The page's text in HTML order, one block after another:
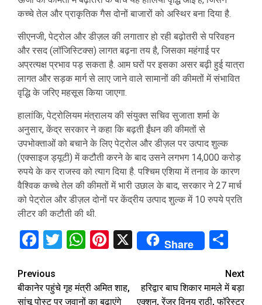
कच्चे तेल और प्राकृतिक गैस दोनों बाजारों को अस्थिर बना दिया है.
सीएनजी, पेट्रोल और डीज़ल की लगातार हो रही बढ़ोतरी से परिवहन
और रसद (लॉजिस्टिक्स) लागत बढ़ना तय है, जिसका महंगाई पर
अप्रत्यक्ष प्रभाव पड़ सकता है. आम घरों पर इसका असर बढ़ी हुई यात्रा
लागत और सड़क मार्ग से लाए जाने वाले सामानों की कीमतों में संभावित
वृद्धि के जरिए महसूस किया जाएगा.
हालांकि, पेट्रोलियम मंत्रालय की संयुक्त सचिव सुजाता शर्मा के
अनुसार, केंद्र सरकार ने कहा कि बढ़ती ईंधन की कीमतों से
उपभोक्ताओं को बचाने के लिए पेट्रोल और डीज़ल पर उत्पाद शुल्क
(एक्साइज ड्यूटी) में कटौती करने के बाद उसने लगभग 14,000 करोड़
रुपये के कर राजस्व को त्याग दिया है. पश्चिम एशिया में तनाव के कारण
वैश्विक कच्चे तेल की कीमतों में भारी उछाल के बाद, सरकार ने 27 मार्च
को पेट्रोल और डीज़ल दोनों पर केंद्रीय उत्पाद शुल्क में 10 रुपये प्रति
लीटर की कटौती की थी.
Facebook
Twitter
WhatsApp
Pinterest
X Share
Continue
Reading
Previous
बीकानेर पहुंचे गृह मंत्री अमित शाह,
सांचू पोस्ट पर जवानों का बढ़ाएंगे
Next
हरिद्वार बाघ शिकार मामले में बड़ा
एक्शन, रेंजर विनय राठी, फॉरेस्टर